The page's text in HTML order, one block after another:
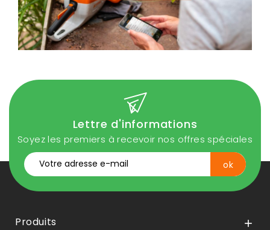
Lettre d'informations
Soyez les premiers à recevoir nos offres spéciales
Produits 